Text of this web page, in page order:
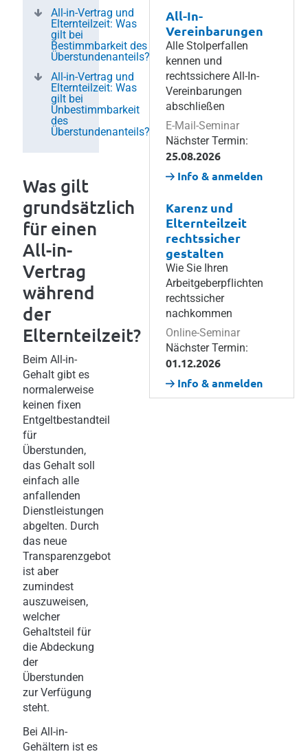
All-in-Vertrag und
Elternteilzeit: Was
gilt bei
Bestimmbarkeit des
Überstundenanteils?
All-in-Vertrag und
Elternteilzeit: Was
gilt bei
Unbestimmbarkeit
des
Überstundenanteils?
Was gilt
grundsätzlich
für einen
All-in-
Vertrag
während
der
Elternteilzeit?
Beim All-in-
Gehalt gibt es
normalerweise
keinen fixen
Entgeltbestandteil
für
Überstunden,
das Gehalt soll
einfach alle
anfallenden
Dienstleistungen
abgelten. Durch
das neue
Transparenzgebot
ist aber
zumindest
auszuweisen,
welcher
Gehaltsteil für
die Abdeckung
der
Überstunden
zur Verfügung
steht.
Bei All-in-
Gehältern ist es
All-In-
Vereinbarungen
Alle Stolperfallen
kennen und
rechtssichere All-In-
Vereinbarungen
abschließen
E-Mail-Seminar
Nächster Termin:
25.08.2026
Info & anmelden
Karenz und
Elternteilzeit
rechtssicher
gestalten
Wie Sie Ihren
Arbeitgeberpflichten
rechtssicher
nachkommen
Online-Seminar
Nächster Termin:
01.12.2026
Info & anmelden